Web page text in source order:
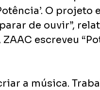
O projeto
de ouvir”,
escreveu
a música.